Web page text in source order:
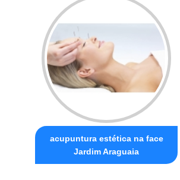
acupuntura estética na face
Jardim Araguaia